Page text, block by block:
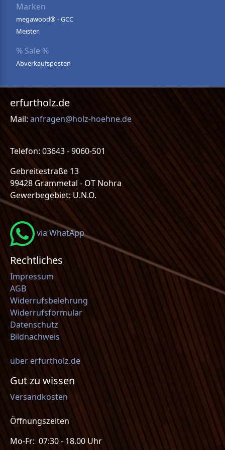
Marken
megawood® - GCC
Meister
% Sale %
Abverkaufsposten
erfurtholz.de
Mail: anfragen@holz-hoehne.de
Telefon: 03643 - 9060-501
Gebreitestraße 13
99428 Grammetal - OT Nohra
Gewerbegebiet: U.N.O.
via WhatApp
Rechtliches
Impressum
AGB
Widerrufsbelehrung
Widerrufsformular
Datenschutz
Bildnachweis
über erfurtholz.de
Gut zu wissen
Versandkosten
Öffnungszeiten
Mo-Fr: 07:30 - 18.00 Uhr